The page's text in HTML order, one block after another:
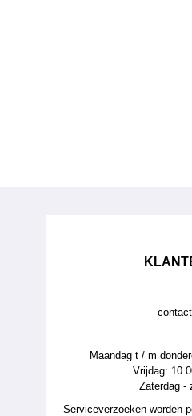
Maandag t / m
Vrijdag:
Zaterdag -
Serviceverzoeken worden